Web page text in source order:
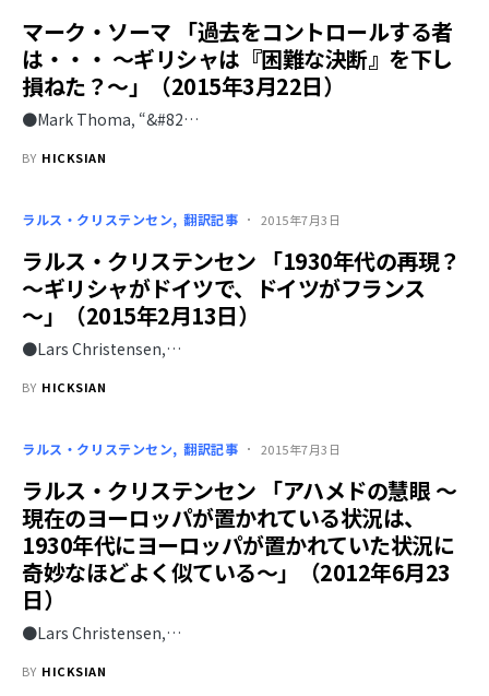
マーク・ソーマ 「過去をコントロールする者
は・・・ ～ギリシャは『困難な決断』を下し
損ねた？～」（2015年3月22日）
●Mark Thoma, “&#82…
BY HICKSIAN
ラルス・クリステンセン 翻訳記事 2015年7月3日
ラルス・クリステンセン 「1930年代の再現？
～ギリシャがドイツで、ドイツがフランス
～」（2015年2月13日）
●Lars Christensen,…
BY HICKSIAN
ラルス・クリステンセン 翻訳記事 2015年7月3日
ラルス・クリステンセン 「アハメドの慧眼 ～
現在のヨーロッパが置かれている状況は、
1930年代にヨーロッパが置かれていた状況に
奇妙なほどよく似ている～」（2012年6月23
日）
●Lars Christensen,…
BY HICKSIAN